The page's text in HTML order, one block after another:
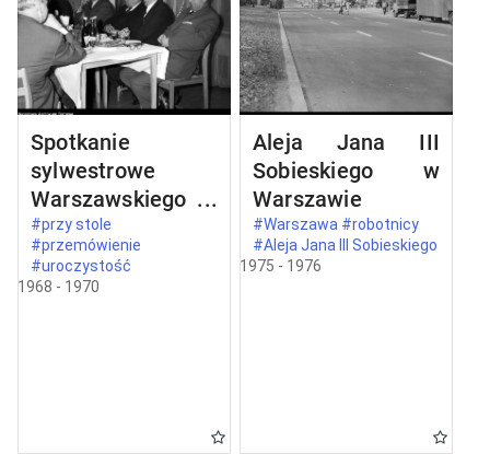
Spotkanie
sylwestrowe
Warszawskiego
Komitetu
Zjednoczonego
Stronnictwa
#przy stole
#przemówienie
#uroczystość
1968 - 1970
Aleja Jana III
Sobieskiego w
Warszawie
#Warszawa #robotnicy
#Aleja Jana III Sobieskiego
1975 - 1976